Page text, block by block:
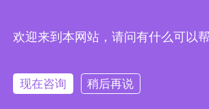
欢迎来到本网站，请问有什么可以
现在咨询 稍后再说